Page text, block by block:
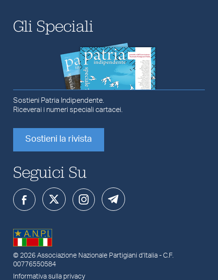
Gli Speciali
Sostieni Patria Indipendente.
Riceverai i numeri speciali cartacei.
Sostieni la rivista
Seguici Su
© 2026 Associazione Nazionale Partigiani d’Italia- C.F.
00776550584
Informativa sulla privacy